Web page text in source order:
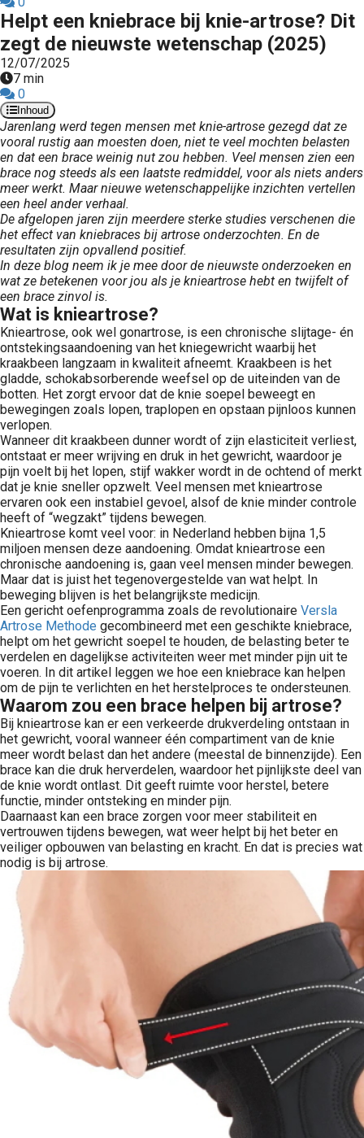
Helpt een kniebrace bij knie-artrose? Dit
zegt de nieuwste wetenschap (2025)
12/07/2025
7 min
0
Inhoud
Jarenlang werd tegen mensen met knie-artrose gezegd dat ze
vooral rustig aan moesten doen, niet te veel mochten belasten
en dat een brace weinig nut zou hebben. Veel mensen zien een
brace nog steeds als een laatste redmiddel, voor als niets anders
meer werkt. Maar nieuwe wetenschappelijke inzichten vertellen
een heel ander verhaal.
De afgelopen jaren zijn meerdere sterke studies verschenen die
het effect van kniebraces bij artrose onderzochten. En de
resultaten zijn opvallend positief.
In deze blog neem ik je mee door de nieuwste onderzoeken en
wat ze betekenen voor jou als je knieartrose hebt en twijfelt of
een brace zinvol is.
Wat is knieartrose?
Knieartrose, ook wel gonartrose, is een chronische slijtage- én
ontstekingsaandoening van het kniegewricht waarbij het
kraakbeen langzaam in kwaliteit afneemt. Kraakbeen is het
gladde, schokabsorberende weefsel op de uiteinden van de
botten. Het zorgt ervoor dat de knie soepel beweegt en
bewegingen zoals lopen, traplopen en opstaan pijnloos kunnen
verlopen.
Wanneer dit kraakbeen dunner wordt of zijn elasticiteit verliest,
ontstaat er meer wrijving en druk in het gewricht, waardoor je
pijn voelt bij het lopen, stijf wakker wordt in de ochtend of merkt
dat je knie sneller opzwelt. Veel mensen met knieartrose
ervaren ook een instabiel gevoel, alsof de knie minder controle
heeft of “wegzakt” tijdens bewegen.
Knieartrose komt veel voor: in Nederland hebben bijna 1,5
miljoen mensen deze aandoening. Omdat knieartrose een
chronische aandoening is, gaan veel mensen minder bewegen.
Maar dat is juist het tegenovergestelde van wat helpt. In
beweging blijven is het belangrijkste medicijn.
Een gericht oefenprogramma zoals de revolutionaire Versla
Artrose Methode gecombineerd met een geschikte kniebrace,
helpt om het gewricht soepel te houden, de belasting beter te
verdelen en dagelijkse activiteiten weer met minder pijn uit te
voeren. In dit artikel leggen we hoe een kniebrace kan helpen
om de pijn te verlichten en het herstelproces te ondersteunen.
Waarom zou een brace helpen bij artrose?
Bij knieartrose kan er een verkeerde drukverdeling ontstaan in
het gewricht, vooral wanneer één compartiment van de knie
meer wordt belast dan het andere (meestal de binnenzijde). Een
brace kan die druk herverdelen, waardoor het pijnlijkste deel van
de knie wordt ontlast. Dit geeft ruimte voor herstel, betere
functie, minder ontsteking en minder pijn.
Daarnaast kan een brace zorgen voor meer stabiliteit en
vertrouwen tijdens bewegen, wat weer helpt bij het beter en
veiliger opbouwen van belasting en kracht. En dat is precies wat
nodig is bij artrose.
de
Hierdoor
website-
van